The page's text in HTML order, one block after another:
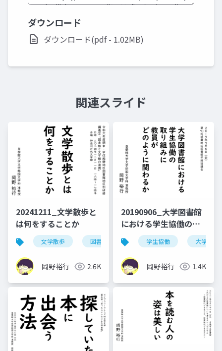
ダウンロード
ダウンロード(pdf - 1.02MB)
関連スライド
20241211_文学散歩と
は何をすることか
文学散歩 図書館
岡野裕行 2.6K
20190906_大学図書館
における学生協働の取
り組みに教員がどのよ
うに関わるか
学生協働 大学図書
岡野裕行 1.4K